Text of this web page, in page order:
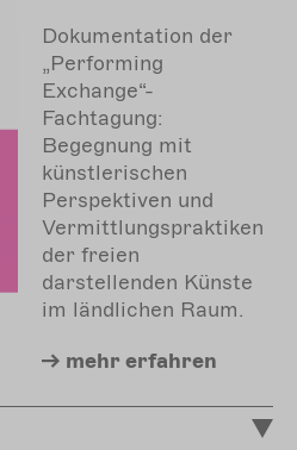
Dokumentation der
„Performing
Exchange“-
Fachtagung:
Begegnung mit
künstlerischen
Perspektiven und
Vermittlungspraktiken
der freien
darstellenden Künste
im ländlichen Raum.
mehr erfahren